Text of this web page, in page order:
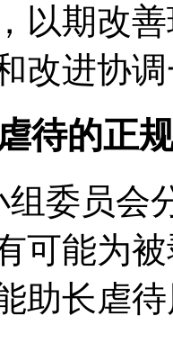
以期改
改进协
待的正
组委员会
可能为
助长虐